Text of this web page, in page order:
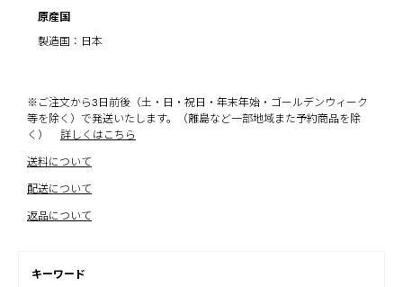
原産国
製造国：日本
※ご注文から3日前後（土・日・祝日・年末年始・ゴールデンウィーク
等を除く）で発送いたします。（離島など一部地域また予約商品を除
く）
詳しくはこちら
送料について
配送について
返品について
キーワード